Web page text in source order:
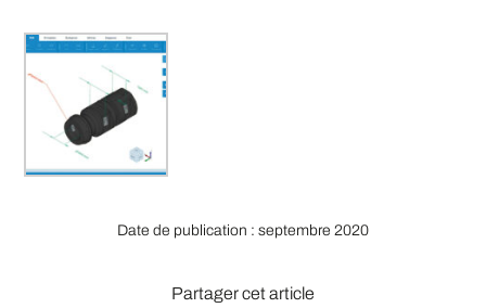
Date de publication : septembre 2020
Partager cet article